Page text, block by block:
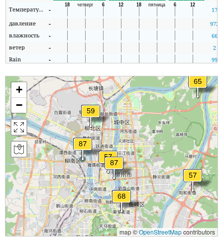
Температура
-
17
давление
-
972
влажность
-
66
ветер
-
2
Rain
- 99
+
−
map ©OpenStreetMapcontributors